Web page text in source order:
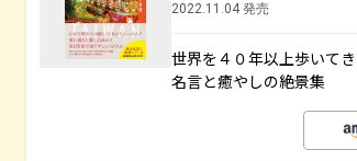
2022.11.04 発売
世界を４０年以上歩いて
名言と癒やしの絶景集